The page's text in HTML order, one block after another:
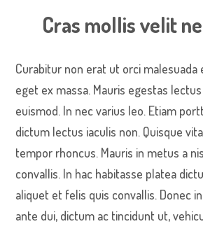
Cras mollis velit
Curabitur non erat ut orci malesuada
eget ex massa. Mauris egestas
euismod. In nec varius leo. Etiam
dictum lectus iaculis non. Quisque
tempor rhoncus. Mauris in metus a
convallis. In hac habitasse platea
aliquet et felis quis convallis. Donec
ante dui, dictum ac tincidunt ut,